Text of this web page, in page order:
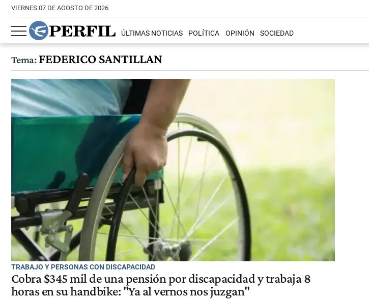
VIERNES 07 DE AGOSTO DE 2026
ÚLTIMAS NOTICIAS POLÍTICA OPINIÓN SOCIEDAD
Tema:FEDERICO SANTILLAN
TRABAJO Y PERSONAS CON DISCAPACIDAD
Cobra $345 mil de una pensión por discapacidad y trabaja 8
horas en su handbike: "Ya al vernos nos juzgan"